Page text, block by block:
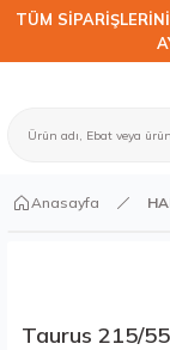
TÜM
Anasayfa
Taurus 215/